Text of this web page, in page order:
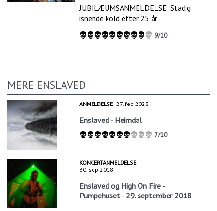
JUBILÆUMSANMELDELSE: Stadig
isnende kold efter 25 år
9/10
MERE ENSLAVED
ANMELDELSE 27. feb 2023
Enslaved - Heimdal
7/10
KONCERTANMELDELSE
30. sep 2018
Enslaved og High On Fire -
Pumpehuset - 29. september 2018